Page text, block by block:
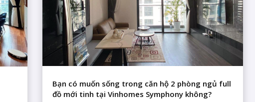
Bạn có muốn sống trong căn hộ 2 phòng ngủ full
đồ mới tinh tại Vinhomes Symphony không?